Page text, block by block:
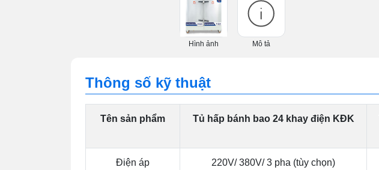
Hình ảnh Mô tả
Thông số kỹ thuật
Tên sản phẩm Tủ hấp bánh bao 24 khay điện KĐK
Điện áp 220V/ 380V/ 3 pha (tùy chọn)